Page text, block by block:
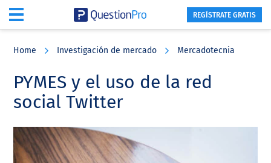
content
sidebar
REGÍSTRATE GRATIS
Home Investigación de mercado Mercadotecnia
PYMES y el uso de la red
social Twitter